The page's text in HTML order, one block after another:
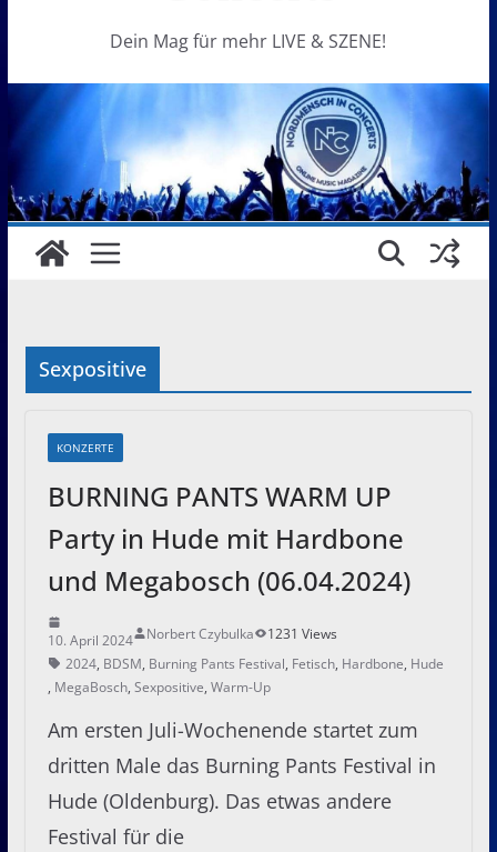
Dein Mag für mehr LIVE & SZENE!
Sexpositive
KONZERTE
BURNING PANTS WARM UP
Party in Hude mit Hardbone
und Megabosch (06.04.2024)
10. April 2024 Norbert Czybulka
1231 Views
2024, BDSM, Burning Pants Festival, Fetisch, Hardbone, Hude
, MegaBosch, Sexpositive, Warm-Up
Am ersten Juli-Wochenende startet zum
dritten Male das Burning Pants Festival in
Hude (Oldenburg). Das etwas andere
Festival für die